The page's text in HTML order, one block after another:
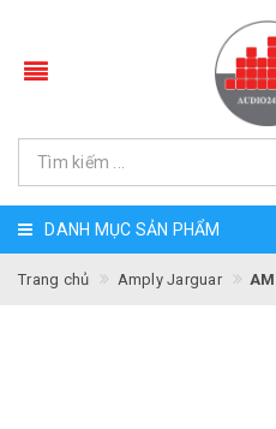
DANH MỤC SẢN PHẨM
Trang chủ Amply Jarguar